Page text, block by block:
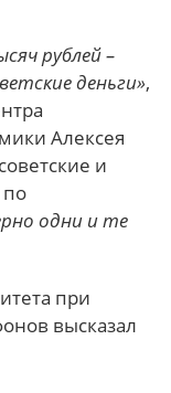
рублей –
деньги»,
Алексея
и
по
одни и те
при
высказал